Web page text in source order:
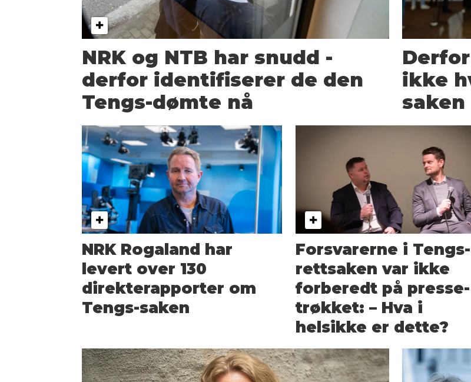
NRK og NTB har snudd -
derfor identifiserer de den
Tengs-dømte nå
ikke
NRK Rogaland har
levert over 130
direkterapporter om
Tengs-saken
Forsvarerne i Tengs-
rettsaken var ikke
forberedt på presse­
trøkket: – Hva i
helsikke er dette?